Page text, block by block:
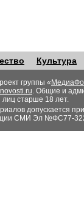
Культура
группы «
. Общие и
старше 18 лет.
допускается
СМИ Эл №ФС77-